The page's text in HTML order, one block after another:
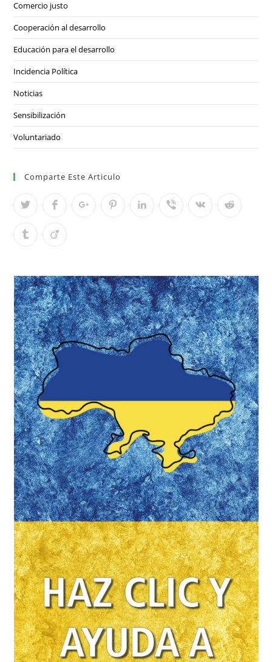
Comercio justo
Cooperación al desarrollo
Educación para el desarrollo
Incidencia Política
Noticias
Sensibilización
Voluntariado
Comparte Este Articulo